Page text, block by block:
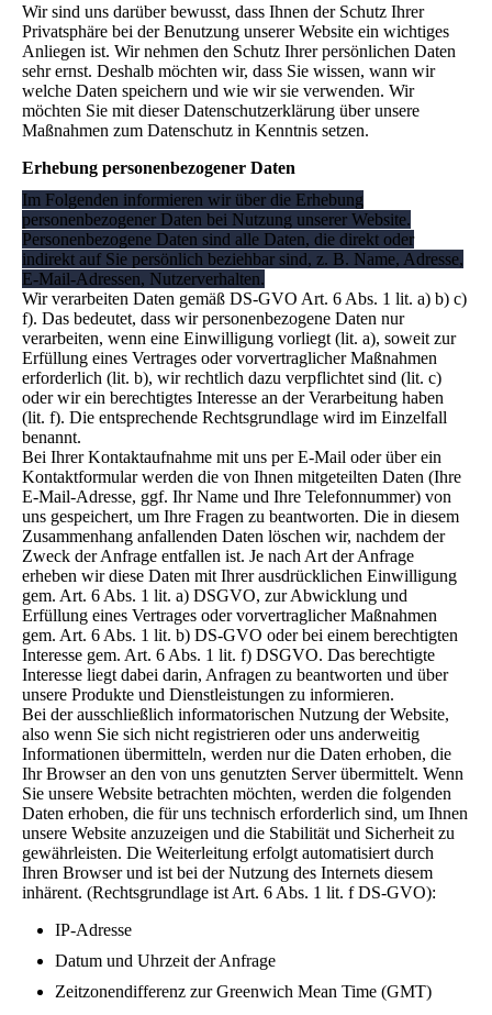
Wir sind uns darüber bewusst, dass Ihnen der Schutz Ihrer
Privatsphäre bei der Benutzung unserer Website ein wichtiges
Anliegen ist. Wir nehmen den Schutz Ihrer persönlichen Daten
sehr ernst. Deshalb möchten wir, dass Sie wissen, wann wir
welche Daten speichern und wie wir sie verwenden. Wir
möchten Sie mit dieser Datenschutzerklärung über unsere
Maßnahmen zum Datenschutz in Kenntnis setzen.
Erhebung personenbezogener Daten
Im Folgenden informieren wir über die Erhebung
personenbezogener Daten bei Nutzung unserer Website.
Personenbezogene Daten sind alle Daten, die direkt oder
indirekt auf Sie persönlich beziehbar sind, z. B. Name, Adresse,
E-Mail-Adressen, Nutzerverhalten.
Wir verarbeiten Daten gemäß DS-GVO Art. 6 Abs. 1 lit. a) b) c)
f). Das bedeutet, dass wir personenbezogene Daten nur
verarbeiten, wenn eine Einwilligung vorliegt (lit. a), soweit zur
Erfüllung eines Vertrages oder vorvertraglicher Maßnahmen
erforderlich (lit. b), wir rechtlich dazu verpflichtet sind (lit. c)
oder wir ein berechtigtes Interesse an der Verarbeitung haben
(lit. f). Die entsprechende Rechtsgrundlage wird im Einzelfall
benannt.
Bei Ihrer Kontaktaufnahme mit uns per E-Mail oder über ein
Kontaktformular werden die von Ihnen mitgeteilten Daten (Ihre
E-Mail-Adresse, ggf. Ihr Name und Ihre Telefonnummer) von
uns gespeichert, um Ihre Fragen zu beantworten. Die in diesem
Zusammenhang anfallenden Daten löschen wir, nachdem der
Zweck der Anfrage entfallen ist. Je nach Art der Anfrage
erheben wir diese Daten mit Ihrer ausdrücklichen Einwilligung
gem. Art. 6 Abs. 1 lit. a) DSGVO, zur Abwicklung und
Erfüllung eines Vertrages oder vorvertraglicher Maßnahmen
gem. Art. 6 Abs. 1 lit. b) DS-GVO oder bei einem berechtigten
Interesse gem. Art. 6 Abs. 1 lit. f) DSGVO. Das berechtigte
Interesse liegt dabei darin, Anfragen zu beantworten und über
unsere Produkte und Dienstleistungen zu informieren.
Bei der ausschließlich informatorischen Nutzung der Website,
also wenn Sie sich nicht registrieren oder uns anderweitig
Informationen übermitteln, werden nur die Daten erhoben, die
Ihr Browser an den von uns genutzten Server übermittelt. Wenn
Sie unsere Website betrachten möchten, werden die folgenden
Daten erhoben, die für uns technisch erforderlich sind, um Ihnen
unsere Website anzuzeigen und die Stabilität und Sicherheit zu
gewährleisten. Die Weiterleitung erfolgt automatisiert durch
Ihren Browser und ist bei der Nutzung des Internets diesem
inhärent. (Rechtsgrundlage ist Art. 6 Abs. 1 lit. f DS-GVO):
IP-Adresse
Datum und Uhrzeit der Anfrage
Zeitzonendifferenz zur Greenwich Mean Time (GMT)